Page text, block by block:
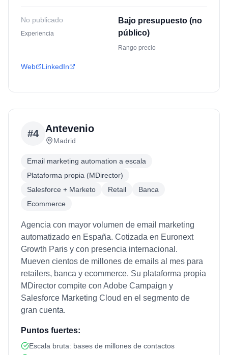
No publicado
Experiencia
Bajo presupuesto (no
público)
Rango precio
Web LinkedIn
#4 Antevenio
Madrid
Email marketing automation a escala
Plataforma propia (MDirector)
Salesforce + Marketo
Retail
Banca
Ecommerce
Agencia con mayor volumen de email marketing
automatizado en España. Cotizada en Euronext
Growth Paris y con presencia internacional.
Mueven cientos de millones de emails al mes para
retailers, banca y ecommerce. Su plataforma propia
MDirector compite con Adobe Campaign y
Salesforce Marketing Cloud en el segmento de
gran cuenta.
Puntos fuertes:
Escala bruta: bases de millones de contactos